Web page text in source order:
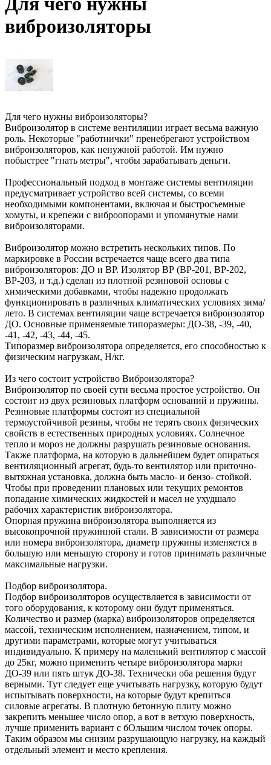
виброизоляторы
Для чего нужны виброизоляторы?
Виброизолятор в системе вентиляции играет весьма важную
роль. Некоторые "работнички" пренебрегают устройством
виброизоляторов, как ненужной работой. Им нужно
побыстрее "гнать метры", чтобы зарабатывать деньги.
Профессиональный подход в монтаже системы вентиляции
предусматривает устройство всей системы, со всеми
необходимыми компонентами, включая и быстросъемные
хомуты, и крепежи с виброопорами и упомянутые нами
виброизоляторами.
Виброизолятор можно встретить нескольких типов. По
маркировке в России встречается чаще всего два типа
виброизоляторов: ДО и ВР. Изолятор ВР (ВР-201, ВР-202,
ВР-203, и т.д.) сделан из плотной резиновой основы с
химическими добавками, чтобы надежно продолжать
функционировать в различных климатических условиях зима/
лето. В системах вентиляции чаще встречается виброизолятор
ДО. Основные применяемые типоразмеры: ДО-38, -39, -40,
-41, -42, -43, -44, -45.
Типоразмер виброизолятора определяется, его способностью к
физическим нагрузкам, Н/кг.
Из чего состоит устройство Виброизолятора?
Виброизолятор по своей сути весьма простое устройство. Он
состоит из двух резиновых платформ оснований и пружины.
Резиновые платформы состоят из специальной
термоустойчивой резины, чтобы не терять своих физических
свойств в естественных природных условиях. Солнечное
тепло и мороз не должны разрушать резиновые основания.
Также платформа, на которую в дальнейшем будет опираться
вентиляционный агрегат, будь-то вентилятор или приточно-
вытяжная установка, должна быть масло- и бензо- стойкой.
Чтобы при проведении плановых или текущих ремонтов
попадание химических жидкостей и масел не ухудшало
рабочих характеристик виброизолятора.
Опорная пружина виброизолятора выполняется из
высокопрочной пружинной стали. В зависимости от размера
или номера виброизолятора, диаметр пружины изменяется в
большую или меньшую сторону и готов принимать различные
максимальные нагрузки.
Подбор виброизолятора.
Подбор виброизоляторов осуществляется в зависимости от
того оборудования, к которому они будут применяться.
Количество и размер (марка) виброизоляторов определяется
массой, техническим исполнением, назначением, типом, и
другими параметрами, которые могут учитываться
индивидуально. К примеру на маленький вентилятор с массой
до 25кг, можно применить четыре виброизолятора марки
ДО-39 или пять штук ДО-38. Технически оба решения будут
верными. Тут следует еще учитывать нагрузку, которую будут
испытывать поверхности, на которые будут крепиться
силовые агрегаты. В плотную бетонную плиту можно
закрепить меньшее число опор, а вот в ветхую поверхность,
лучше применить вариант с бОльшим числом точек опоры.
Таким образом мы снизим разрушающую нагрузку, на каждый
отдельный элемент и место крепления.